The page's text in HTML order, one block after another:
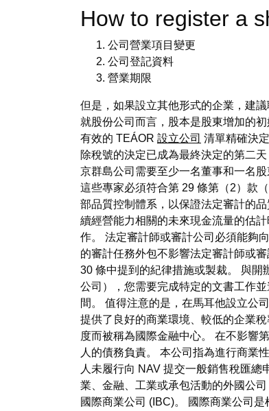
How to register a
公司營業項目變更
公司登記資料
營業期限
但是，如果設立其他形式的企業，建
就股份公司而言，股本是股東增加的
有效的 TEÁOR 設立公司 清單精確決
除稅號的決定已成為最終決定的第二
京群島公司需要至少一名董事和一名
這些專家必須符合第 29 條第（2）款
部品質控制體系，以保證法定審計的
續經營能力相關的未來現金流量的估
作。 法定審計師或審計公司必須能夠
的審計任務外包不影響法定審計師或
30 條中提到的紀律措施或製裁。 與開
公司），您需要完成特定的文書工作
間。 值得注意的是，在馬耳他設立公
提供了良好的商業環境、較低的企業
度而被稱為國際金融中心。 在不影響
人的債務負責。 本公司指為進行商業
人未履行向 NAV 提交一般銷售稅匯
業、金融、工業或承包活動的外國公
國際商業公司 (IBC)。 國際商業公司是